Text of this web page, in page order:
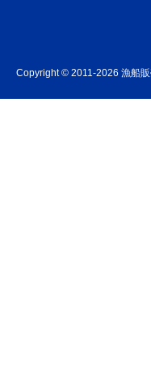
Copyright © 2011-2026 漁船